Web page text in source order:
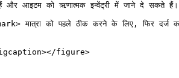
और आइटम को ऋणात्मक इन्वेंट्री में जाने दे सकते हैं।
मात्रा को पहले ठीक करने के लिए, फिर
figure>